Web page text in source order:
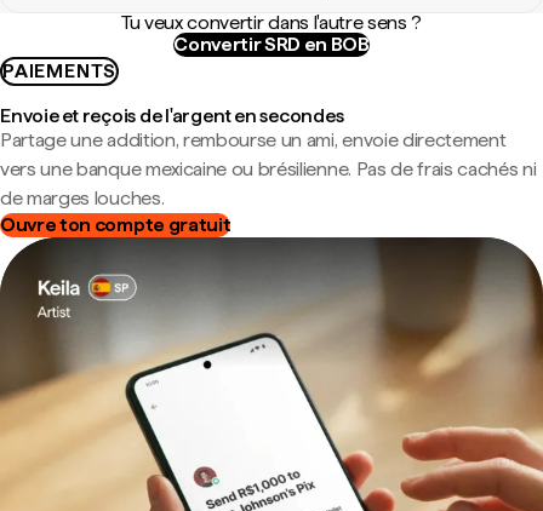
Tu veux convertir dans l'autre sens ?
Convertir SRD en BOB
PAIEMENTS
Envoie et reçois de l'argent en secondes
Partage une addition, rembourse un ami, envoie directement
vers une banque mexicaine ou brésilienne. Pas de frais cachés ni
de marges louches.
Ouvre ton compte gratuit